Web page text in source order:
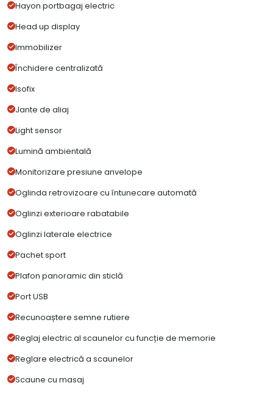
Hayon portbagaj electric
Head up display
Immobilizer
Închidere centralizată
Isofix
Jante de aliaj
Light sensor
Lumină ambientală
Monitorizare presiune anvelope
Oglinda retrovizoare cu întunecare automată
Oglinzi exterioare rabatabile
Oglinzi laterale electrice
Pachet sport
Plafon panoramic din sticlă
Port USB
Recunoaștere semne rutiere
Reglaj electric al scaunelor cu funcție de memorie
Reglare electrică a scaunelor
Scaune cu masaj